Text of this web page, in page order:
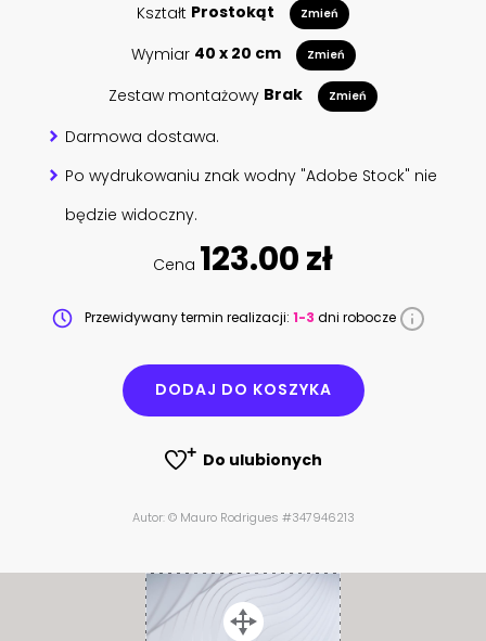
Kształt Prostokąt Zmień
Wymiar 40 x 20 cm Zmień
Zestaw montażowy Brak Zmień
Darmowa dostawa.
Po wydrukowaniu znak wodny "Adobe Stock" nie
będzie widoczny.
Cena 123.00 zł
Przewidywany termin realizacji: 1-3 dni robocze
DODAJ DO KOSZYKA
Do ulubionych
Autor: © Mauro Rodrigues #347946213